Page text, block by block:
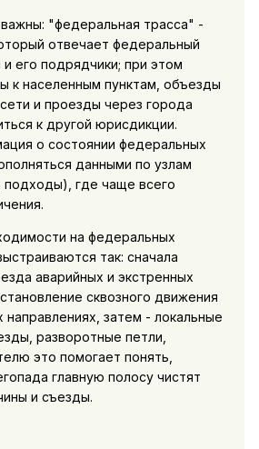
"федеральная трасса" -
отвечает федеральный
его подрядчики; при этом
к населенным пунктам, объезды
и проезды через города
к другой юрисдикции.
о состоянии федеральных
данными по узлам
подходы), где чаще всего
на федеральных
так: сначала
аварийных и экстренных
сквозного движения
направлениях, затем - локальные
разворотные петли,
это помогает понять,
главную полосу чистят
и съезды.